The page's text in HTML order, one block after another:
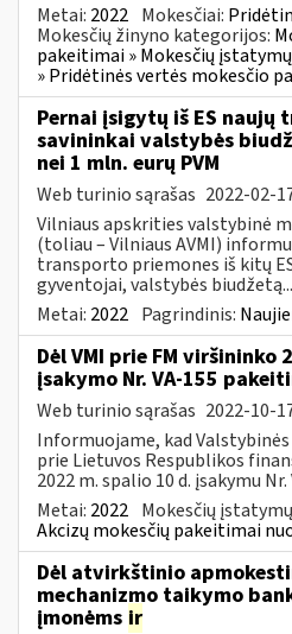
Metai: 2022 Mokesčiai:
Mokesčių žinyno kategorijos:
pakeitimai » Mokesčių
» Pridėtinės vertės mokesčio
Pernai įsigytų iš ES naujų
savininkai valstybės
nei 1 mln. eurų PVM
Web turinio sąrašas 2022-02-
Vilniaus apskrities valstybinė
(toliau – Vilniaus AVMI)
transporto priemones iš kitų
gyventojai, valstybės biudžetą...
Metai: 2022 Pagrindinis:
Dėl VMI prie FM viršininko
įsakymo Nr. VA-155
Web turinio sąrašas 2022-10-
Informuojame, kad Valstybinės
prie Lietuvos Respublikos
2022 m. spalio 10 d. įsakymu
Metai: 2022 Mokesčių
Akcizų mokesčių pakeitimai
Dėl atvirkštinio
mechanizmo taikymo
įmonėms ir